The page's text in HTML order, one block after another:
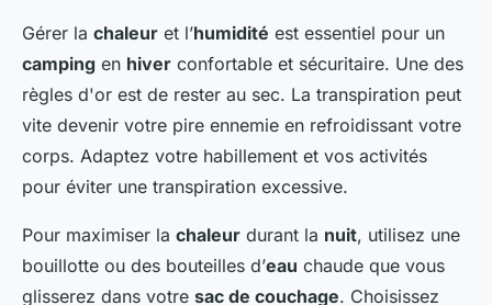
Gérer la chaleur et l’humidité est essentiel pour un
camping en hiver confortable et sécuritaire. Une des
règles d'or est de rester au sec. La transpiration peut
vite devenir votre pire ennemie en refroidissant votre
corps. Adaptez votre habillement et vos activités
pour éviter une transpiration excessive.
Pour maximiser la chaleur durant la nuit, utilisez une
bouillotte ou des bouteilles d’eau chaude que vous
glisserez dans votre sac de couchage. Choisissez